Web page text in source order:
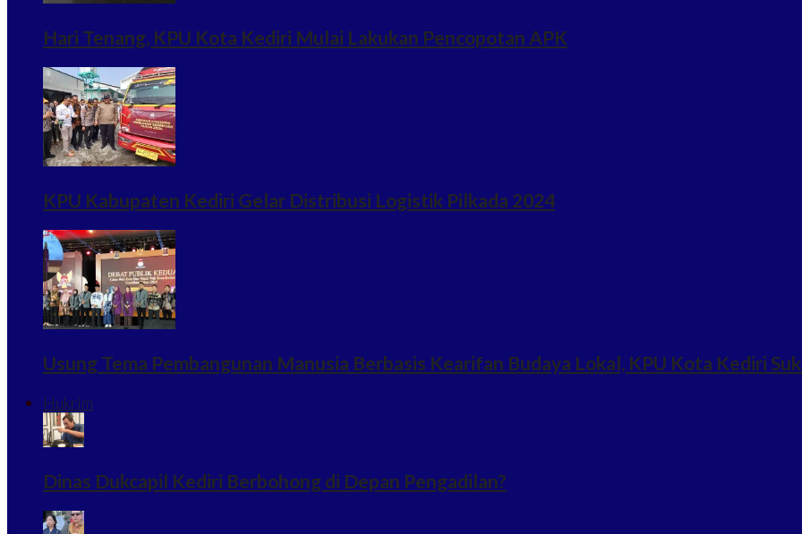
Hari Tenang, KPU Kota Kediri Mulai Lakukan Pencopotan APK
KPU Kabupaten Kediri Gelar Distribusi Logistik Pilkada 2024
Usung Tema Pembangunan Manusia Berbasis Kearifan Budaya Lokal, KPU Kota Kediri
Hukrim
Dinas Dukcapil Kediri Berbohong di Depan Pengadilan?